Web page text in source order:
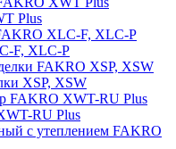
Plus
F, XLС-P
XSP, XSW
RU Plus